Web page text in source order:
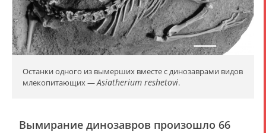
Останки одного из вымерших вместе с динозаврами видов
млекопитающих —Asiatherium reshetovi.
Вымирание динозавров произошло 66